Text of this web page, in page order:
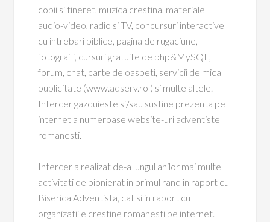
copii si tineret, muzica crestina, materiale
audio-video, radio si TV, concursuri interactive
cu intrebari biblice, pagina de rugaciune,
fotografii, cursuri gratuite de php&MySQL,
forum, chat, carte de oaspeti, servicii de mica
publicitate (www.adserv.ro ) si multe altele.
Intercer gazduieste si/sau sustine prezenta pe
internet a numeroase website-uri adventiste
romanesti.
Intercer a realizat de-a lungul anilor mai multe
activitati de pionierat in primul rand in raport cu
Biserica Adventista, cat si in raport cu
organizatiile crestine romanesti pe internet.